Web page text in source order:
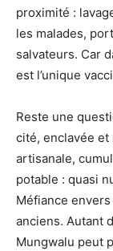
proximité :
les malades,
salvateurs. Car
est l’unique
Reste une
cité, enclavée et
artisanale,
potable : quasi
Méfiance
anciens. Autant
Mungwalu peut